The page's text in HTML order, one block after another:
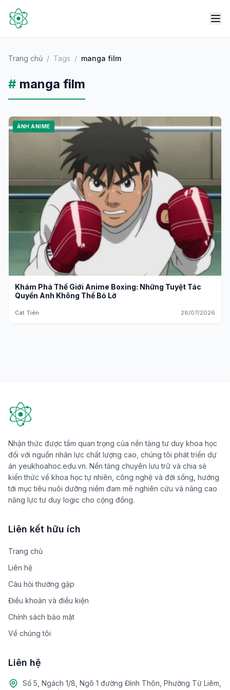
Trang chủ / Tags / manga film
# manga film
ẢNH ANIME
Khám Phá Thế Giới Anime Boxing: Những Tuyệt Tác
Quyền Anh Không Thể Bỏ Lỡ
Cát Tiên 28/07/2026
Nhận thức được tầm quan trọng của nền tảng tư duy khoa học
đối với nguồn nhân lực chất lượng cao, chúng tôi phát triển dự
án yeukhoahoc.edu.vn. Nền tảng chuyên lưu trữ và chia sẻ
kiến thức về khoa học tự nhiên, công nghệ và đời sống, hướng
tới mục tiêu nuôi dưỡng niềm đam mê nghiên cứu và nâng cao
năng lực tư duy logic cho cộng đồng.
Liên kết hữu ích
Trang chủ
Liên hệ
Câu hỏi thường gặp
Điều khoản và điều kiện
Chính sách bảo mật
Về chúng tôi
Liên hệ
Số 5, Ngách 1/8, Ngõ 1 đường Đình Thôn, Phường Từ Liêm,